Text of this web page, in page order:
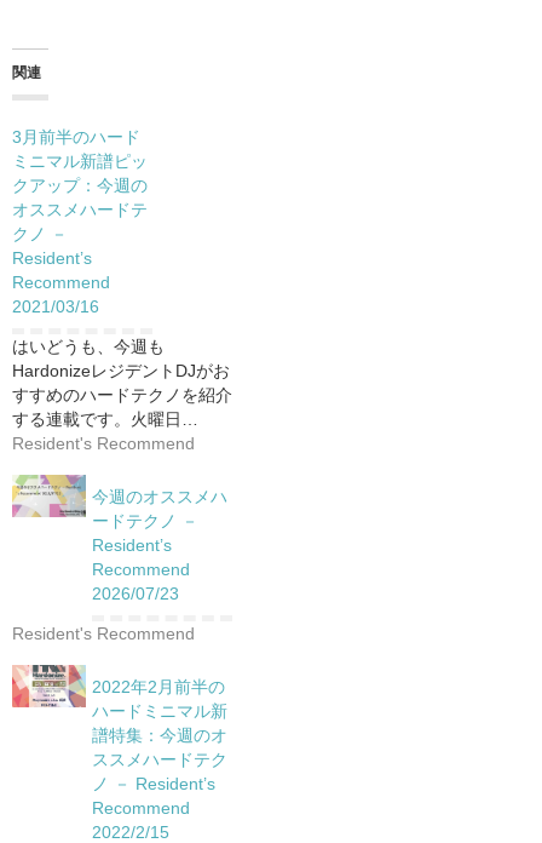
関連
3月前半のハード
ミニマル新譜ピッ
クアップ：今週の
オススメハードテ
クノ －
Resident’s
Recommend
2021/03/16
はいどうも、今週も
HardonizeレジデントDJがお
すすめのハードテクノを紹介
する連載です。火曜日…
Resident's Recommend
今週のオススメハ
ードテクノ －
Resident’s
Recommend
2026/07/23
Resident's Recommend
2022年2月前半の
ハードミニマル新
譜特集：今週のオ
ススメハードテク
ノ － Resident’s
Recommend
2022/2/15